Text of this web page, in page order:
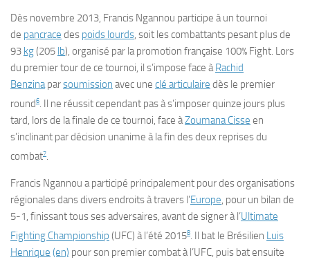
Dès novembre 2013, Francis Ngannou participe à un tournoi
de pancrace des poids lourds, soit les combattants pesant plus de
93 kg(205 lb), organisé par la promotion française 100% Fight. Lors
du premier tour de ce tournoi, il s’impose face àRachid
Benzinaparsoumission avec une clé articulaire dès le premier
round6. Il ne réussit cependant pas à s’imposer quinze jours plus
tard, lors de la finale de ce tournoi, face àZoumana Cisse en
s’inclinant par décision unanime à la fin des deux reprises du
combat7.
Francis Ngannou a participé principalement pour des organisations
régionales dans divers endroits à travers l’Europe, pour un bilan de
5-1, finissant tous ses adversaires, avant de signer à l’Ultimate
Fighting Championship (UFC) à l’été 20158. Il bat le Brésilien Luis
Henrique (en) pour son premier combat à l’UFC, puis bat ensuite